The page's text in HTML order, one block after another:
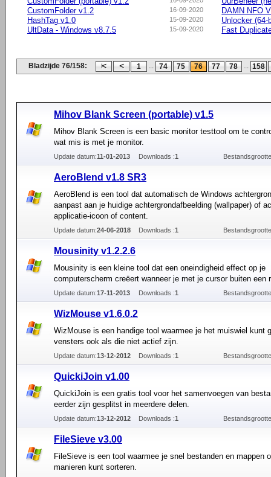
16-09-2020
CustomFolder v1.2
15-09-2020
HashTag v1.0
15-09-2020
UltData - Windows v8.7.5
DAMN NFO
Unlocker (64-
Fast
Bladzijde 76/158: 1 ... 74 75 76 77 78 ... 158
Mihov Blank Screen (portable) v1.5
Mihov Blank Screen is een basic monitor testtool om te
wat mis is met je monitor.
Update datum:11-01-2013 Downloads :1
AeroBlend v1.8 SR3
AeroBlend is een tool dat automatisch de Windows
aanpast aan je huidige achtergrondafbeelding (wallpaper) of
applicatie-icoon of content.
Update datum:24-06-2018 Downloads :1
Mousinity v1.2.2.6
Mousinity is een kleine tool dat een oneindigheid effect op je
computerscherm creëert wanneer je met je cursor buiten een
Update datum:17-11-2013 Downloads :1
WizMouse v1.6.0.2
WizMouse is een handige tool waarmee je het muiswiel kunt
vensters ook als die niet actief zijn.
Update datum:13-12-2012 Downloads :1
QuickiJoin v1.00
QuickiJoin is een gratis tool voor het samenvoegen van
eerder zijn gesplitst in meerdere delen.
Update datum:13-12-2012 Downloads :1
FileSieve v3.00
FileSieve is een tool waarmee je snel bestanden en mappen
manieren kunt sorteren.